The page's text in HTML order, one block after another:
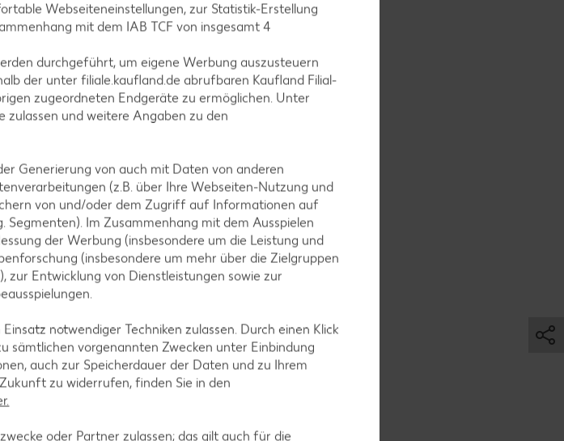
unterheben. Eischneemasse mit
geben.
Durchmesser von 20 bis 25
backen. Backofen ausschalten
Mark aus der Vanillestange kratzen,
lassen.
Webseiteneinstellungen, zur Statistik-Erstellung
mit dem IAB TCF von insgesamt4
durchgeführt, um eigene Werbung auszusteuern
der unter filiale.kaufland.de abrufbaren Kaufland Filial-
zugeordneten Endgeräte zu ermöglichen. Unter
zulassen und weitere Angaben zu den
Generierung von auch mit Daten von anderen
(z.B. über Ihre Webseiten-Nutzung und
von und/oder dem Zugriff auf Informationen auf
Segmenten). Im Zusammenhang mit dem Ausspielen
der Werbung (insbesondere um die Leistung und
(insbesondere um mehr über die Zielgruppen
zur Entwicklung von Dienstleistungen sowie zur
notwendiger Techniken zulassen. Durch einen Klick
sämtlichen vorgenannten Zwecken unter Einbindung
auch zur Speicherdauer der Daten und zu Ihrem
zu widerrufen, finden Sie in den
oder Partner zulassen; das gilt auch für die